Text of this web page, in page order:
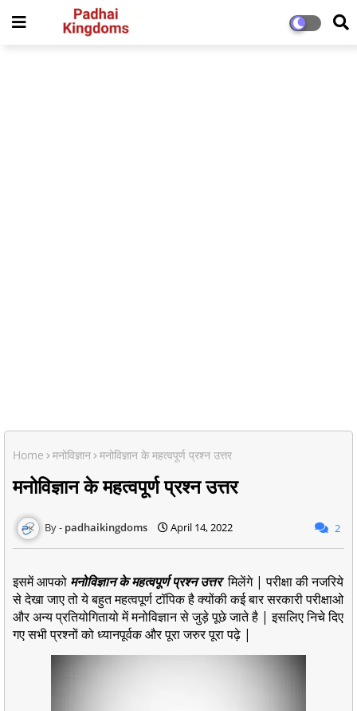
Home मनोविज्ञान मनोविज्ञान के महत्वपूर्ण प्रश्न उत्तर
मनोविज्ञान के महत्वपूर्ण प्रश्न उत्तर
padhaikingdoms April 14, 2022 2
इसमें आपको मनोविज्ञान के महत्वपूर्ण प्रश्न उत्तरमिलेंगे |परीक्षा की नजरिये
से देखा जाए तो ये बहुत महत्वपूर्ण टॉपिक है क्योंकी कई बार सरकारी परीक्षाओ
और अन्य प्रतियोगितायो में मनोविज्ञान से जुड़े पूछे जाते है | इसलिए निचे दिए
गए सभी प्रश्नों को ध्यानपूर्वक और पूरा जरुर पूरा पढ़े |